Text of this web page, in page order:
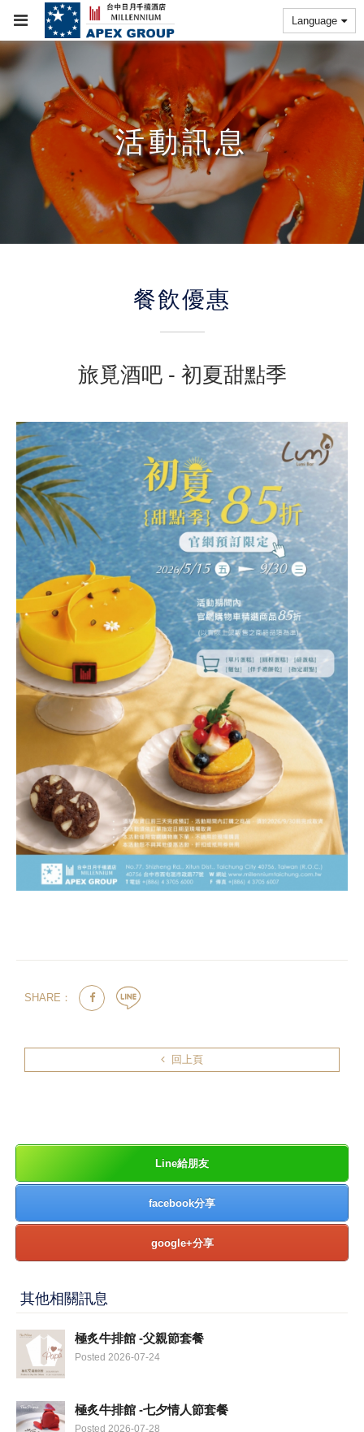
Language
活動訊息
餐飲優惠
旅覓酒吧 - 初夏甜點季
SHARE：
回上頁
Line給朋友
facebook分享
google+分享
其他相關訊息
極炙牛排館 -父親節套餐
Posted 2026-07-24
極炙牛排館 -七夕情人節套餐
Posted 2026-07-28